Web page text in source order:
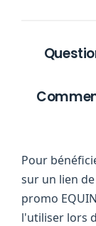
Pour
sur un lien
promo
l'utiliser lors